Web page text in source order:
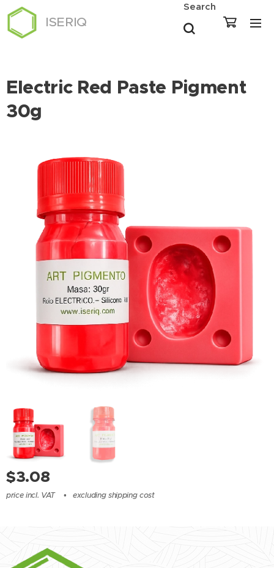
ISERIQ
Search
Electric Red Paste Pigment
30g
$3.08
price incl. VAT excluding shipping cost